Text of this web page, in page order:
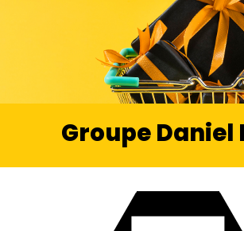
Groupe Daniel